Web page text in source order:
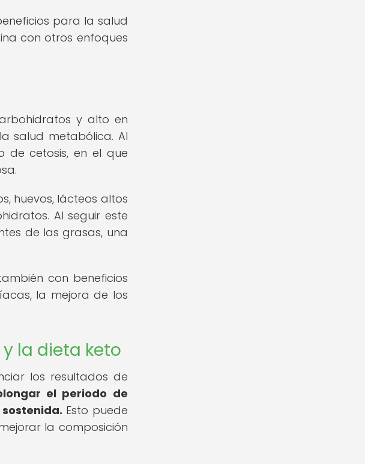
para la salud
con otros enfoques
y alto en
salud metabólica. Al
de cetosis, en el que
huevos, lácteos altos
Al seguir este
de las grasas, una
con beneficios
la mejora de los
la dieta keto
los resultados de
el periodo de
Esto puede
la composición